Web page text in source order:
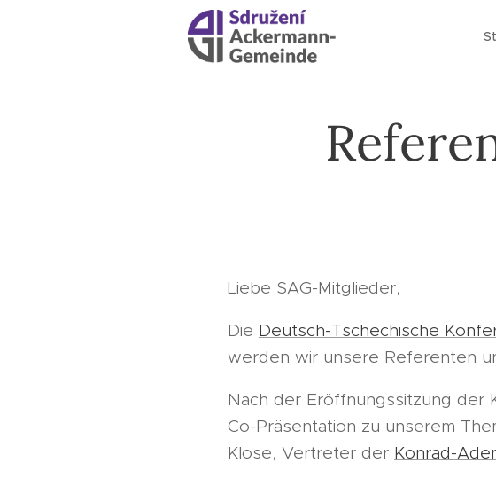
Liebe SAG-Mitglieder,
Die Deutsch-Tschechische
werden wir unsere Referenten
Nach der Eröffnungssitzung der
Co-Präsentation zu unserem
Klose, Vertreter der Konrad-